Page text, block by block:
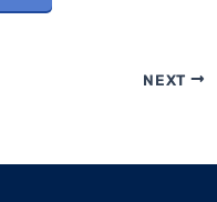
NEXT